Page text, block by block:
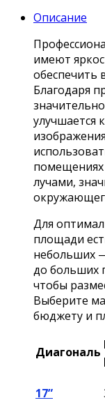
Описание
имеют
обеспечить
Благодаря
улучшается
лучами,
Для
площади
небольших
до больших
чтобы
Выберите
бюджету и
Диагональ
17”